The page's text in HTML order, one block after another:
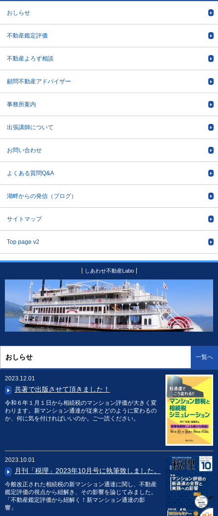
おしらせ
不動産鑑定評価
不動産よろず相談
顧問不動産アドバイザー
事務所案内
出張講師について
お問い合わせ
よくある質問Q&A
湖畔からの発信（ブログ）
サイトマップ
Top page v2
しあわせ不動産Labo
おしらせ 一覧へ
2023.12.01
共著で出版させて頂きました！
令和６年１月１日から相続税のマンション評価が大きく変
わります。新マンション通達が従来とどのように変わるの
か、何に気を付ければいいのか。ご一読ください。
2023.10.01
月刊「税理」2023年10月号に執筆致しました。
今般改正された相続税の新マンション通達に関し、不動産
鑑定評価の視点から紐解き、その影響を論じてみました。
「不動産鑑定評価から紐解く！新マンション通達の影
響」